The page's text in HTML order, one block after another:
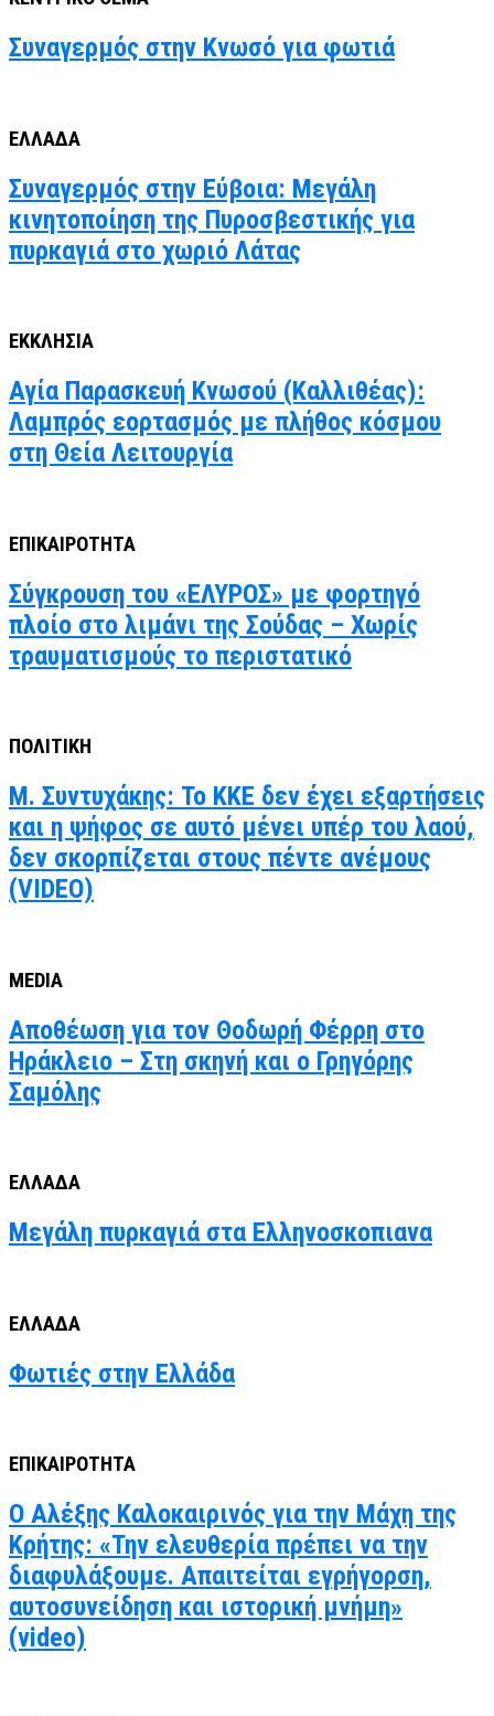
Συναγερμός στην Κνωσό για φωτιά
ΕΛΛΑΔΑ
Συναγερμός στην Εύβοια: Μεγάλη
κινητοποίηση της Πυροσβεστικής για
πυρκαγιά στο χωριό Λάτας
ΕΚΚΛΗΣΙΑ
Αγία Παρασκευή Κνωσού (Καλλιθέας):
Λαμπρός εορτασμός με πλήθος κόσμου
στη Θεία Λειτουργία
ΕΠΙΚΑΙΡΟΤΗΤΑ
Σύγκρουση του «ΕΛΥΡΟΣ» με φορτηγό
πλοίο στο λιμάνι της Σούδας – Χωρίς
τραυματισμούς το περιστατικό
ΠΟΛΙΤΙΚΗ
Μ. Συντυχάκης: Το ΚΚΕ δεν έχει εξαρτήσεις
και η ψήφος σε αυτό μένει υπέρ του λαού,
δεν σκορπίζεται στους πέντε ανέμους
(VIDEO)
MEDIA
Αποθέωση για τον Θοδωρή Φέρρη στο
Ηράκλειο – Στη σκηνή και ο Γρηγόρης
Σαμόλης
ΕΛΛΑΔΑ
Μεγάλη πυρκαγιά στα Ελληνοσκοπιανα
ΕΛΛΑΔΑ
Φωτιές στην Ελλάδα
ΕΠΙΚΑΙΡΟΤΗΤΑ
Ο Αλέξης Καλοκαιρινός για την Μάχη της
Κρήτης: «Την ελευθερία πρέπει να την
διαφυλάξουμε. Απαιτείται εγρήγορση,
αυτοσυνείδηση και ιστορική μνήμη»
(video)